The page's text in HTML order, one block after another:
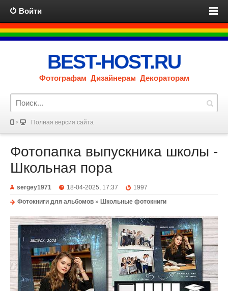
Войти
BEST-HOST.RU
Фотографам Дизайнерам Декораторам
Полная версия сайта
Фотопапка выпускника школы -
Школьная пора
sergey1971 18-04-2025, 17:37
1997
Фотокниги для альбомов » Школьные фотокниги